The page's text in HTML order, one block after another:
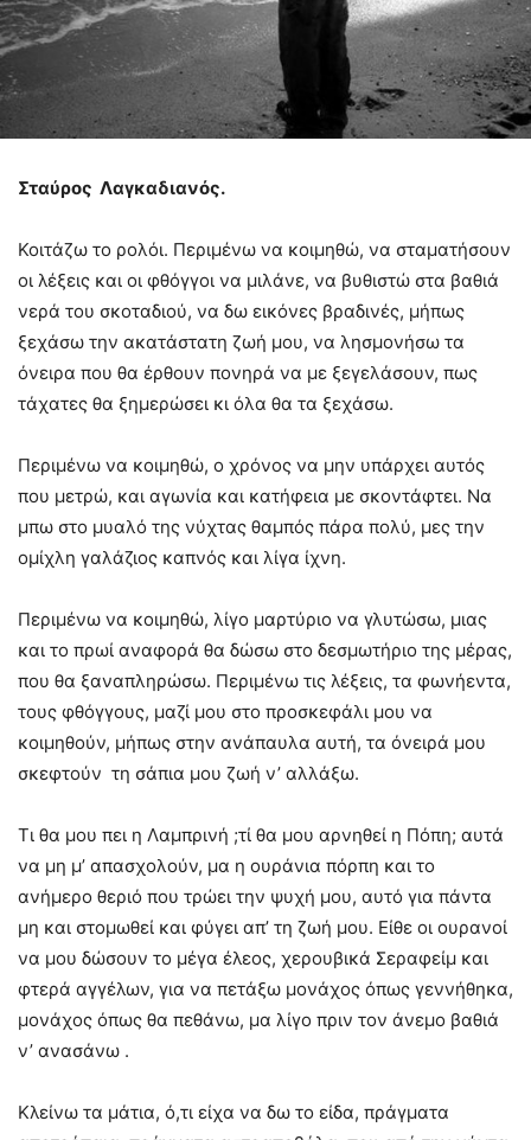
Σταύρος Λαγκαδιανός.
Κοιτάζω το ρολόι. Περιμένω να κοιμηθώ, να σταματήσουν
οι λέξεις και οι φθόγγοι να μιλάνε, να βυθιστώ στα βαθιά
νερά του σκοταδιού, να δω εικόνες βραδινές, μήπως
ξεχάσω την ακατάστατη ζωή μου, να λησμονήσω τα
όνειρα που θα έρθουν πονηρά να με ξεγελάσουν, πως
τάχατες θα ξημερώσει κι όλα θα τα ξεχάσω.
Περιμένω να κοιμηθώ, ο χρόνος να μην υπάρχει αυτός
που μετρώ, και αγωνία και κατήφεια με σκοντάφτει. Να
μπω στο μυαλό της νύχτας θαμπός πάρα πολύ, μες την
ομίχλη γαλάζιος καπνός και λίγα ίχνη.
Περιμένω να κοιμηθώ, λίγο μαρτύριο να γλυτώσω, μιας
και το πρωί αναφορά θα δώσω στο δεσμωτήριο της μέρας,
που θα ξαναπληρώσω. Περιμένω τις λέξεις, τα φωνήεντα,
τους φθόγγους, μαζί μου στο προσκεφάλι μου να
κοιμηθούν, μήπως στην ανάπαυλα αυτή, τα όνειρά μου
σκεφτούν τη σάπια μου ζωή ν’ αλλάξω.
Τι θα μου πει η Λαμπρινή ;τί θα μου αρνηθεί η Πόπη; αυτά
να μη μ’ απασχολούν, μα η ουράνια πόρπη και το
ανήμερο θεριό που τρώει την ψυχή μου, αυτό για πάντα
μη και στομωθεί και φύγει απ’ τη ζωή μου. Είθε οι ουρανοί
να μου δώσουν το μέγα έλεος, χερουβικά Σεραφείμ και
φτερά αγγέλων, για να πετάξω μονάχος όπως γεννήθηκα,
μονάχος όπως θα πεθάνω, μα λίγο πριν τον άνεμο βαθιά
ν’ ανασάνω .
Κλείνω τα μάτια, ό,τι είχα να δω το είδα, πράγματα